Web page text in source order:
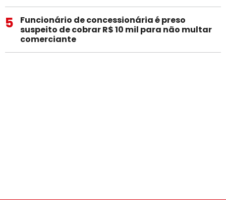
5
Funcionário de concessionária é preso
suspeito de cobrar R$ 10 mil para não multar
comerciante